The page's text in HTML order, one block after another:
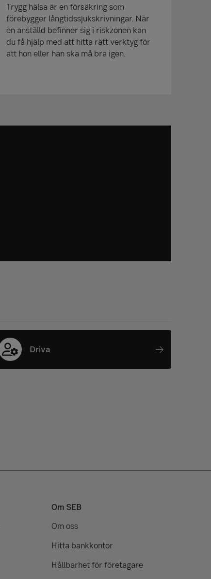
Trygg hälsa är en försäkring som
förebygger långtidssjukskrivningar. När
en anställd befinner sig i riskzonen kan
du få hjälp med att hitta rätt verktyg för
att hon eller han ska må bra igen.
Driva
Om SEB
Om oss
Hitta bankkontor
Hållbarhet för företagare